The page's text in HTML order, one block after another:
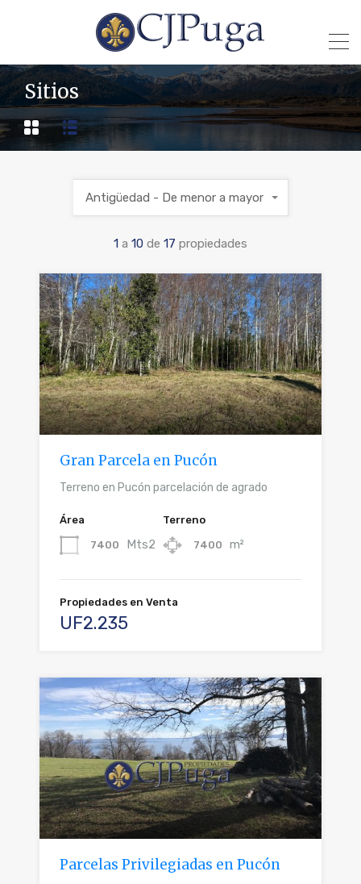
Sitios
1 a 10 de 17 propiedades
Antigüedad - De menor a mayor
Gran Parcela en Pucón
Terreno en Pucón parcelación de agrado
Área
7400 Mts2
Terreno
7400 m²
Propiedades en Venta
UF2.235
Parcelas Privilegiadas en Pucón